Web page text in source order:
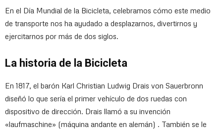
En el Día Mundial de la Bicicleta, celebramos cómo este medio
de transporte nos ha ayudado a desplazarnos, divertirnos y
ejercitarnos por más de dos siglos.
La historia de la Bicicleta
En 1817, el barón Karl Christian Ludwig Drais von Sauerbronn
diseñó lo que sería el primer vehículo de dos ruedas con
dispositivo de dirección. Drais llamó a su invención
«laufmaschine» (máquina andante en alemán) . También se le